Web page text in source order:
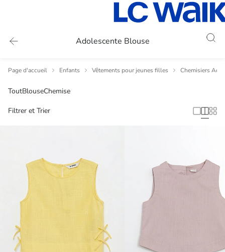
Adolescente Blouse
Page d'accueil Enfants Vêtements pour jeunes filles Chemisiers
ToutBlouseChemise
Filtrer et Trier